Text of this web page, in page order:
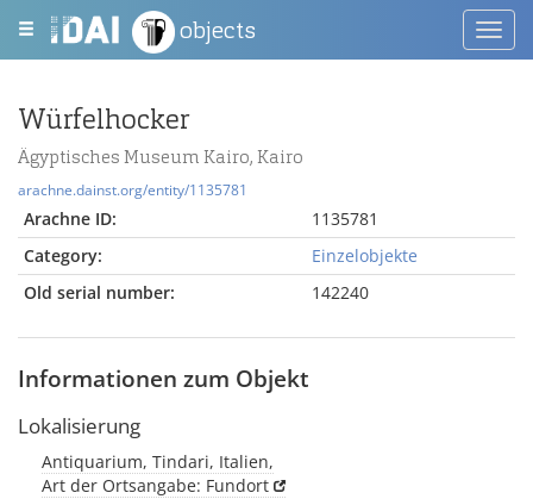
objects
Würfelhocker
Ägyptisches Museum Kairo, Kairo
arachne.dainst.org/entity/1135781
Arachne ID:
1135781
Category:
Einzelobjekte
Old serial number:
142240
Informationen zum Objekt
Lokalisierung
Antiquarium, Tindari, Italien,
Art der Ortsangabe: Fundort